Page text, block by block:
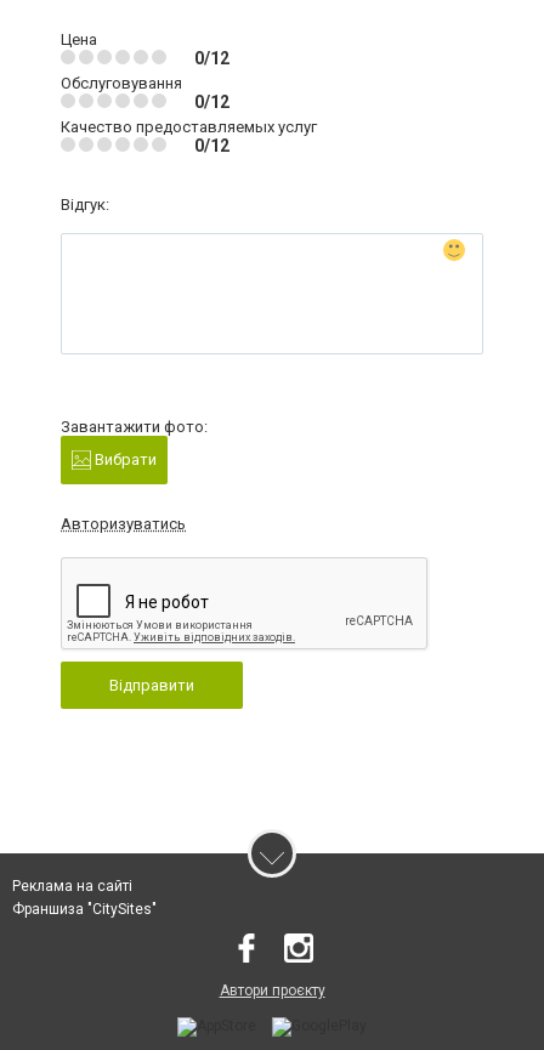
Цена
0/12
Обслуговування
0/12
Качество предоставляемых услуг
0/12
Відгук:
Завантажити фото:
Вибрати
Авторизуватись
Відправити
Реклама на сайті
Франшиза "CitySites"
Автори проєкту